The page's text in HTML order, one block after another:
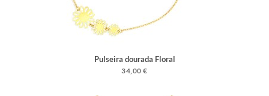
Pulseira dourada Floral
34,00 €